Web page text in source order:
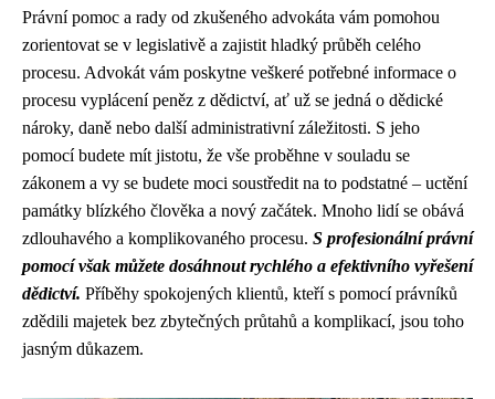
Právní pomoc a rady od zkušeného advokáta vám pomohou
zorientovat se v legislativě a zajistit hladký průběh celého
procesu. Advokát vám poskytne veškeré potřebné informace o
procesu vyplácení peněz z dědictví, ať už se jedná o dědické
nároky, daně nebo další administrativní záležitosti. S jeho
pomocí budete mít jistotu, že vše proběhne v souladu se
zákonem a vy se budete moci soustředit na to podstatné – uctění
památky blízkého člověka a nový začátek. Mnoho lidí se obává
zdlouhavého a komplikovaného procesu. S profesionální právní
pomocí však můžete dosáhnout rychlého a efektivního vyřešení
dědictví. Příběhy spokojených klientů, kteří s pomocí právníků
zdědili majetek bez zbytečných průtahů a komplikací, jsou toho
jasným důkazem.